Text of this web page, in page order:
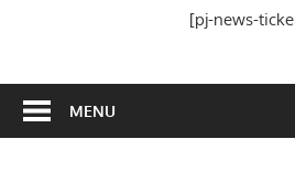
[pj-news-
MENU